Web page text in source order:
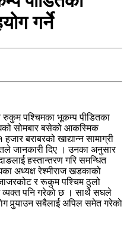
गर्ने
रुकुम पश्चिमका भूकम्प पीडितका
सोमबार बसेको आकस्मिक
बराबरको खाद्यान्न सामाग्री
जानकारी दिए । उनका अनुसार
हस्तान्तरण गरि समन्धित
अध्यक्ष रेश्मीराज खडकाको
र रूकुम पश्चिम ठुलो
व्यक्त पनि गरेकाे छ । साथै सघले
पुर्याउन सबैलाई अपिल समेत गरेकाे